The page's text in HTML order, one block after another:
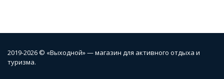
2019-2026 © «Выходной» — магазин для активного отдыха и
туризма.